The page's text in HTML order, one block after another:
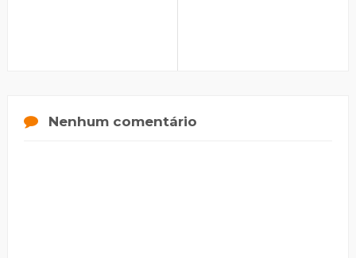
Nenhum comentário